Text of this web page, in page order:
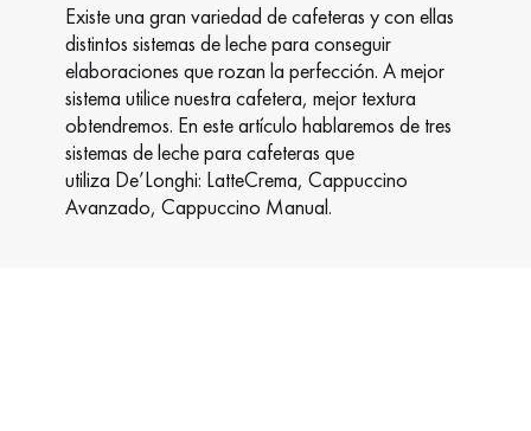
Existe una gran variedad de cafeteras y con ellas
distintos sistemas de leche para conseguir
elaboraciones que rozan la perfección. A mejor
sistema utilice nuestra cafetera, mejor textura
obtendremos. En este artículo hablaremos de tres
sistemas de leche para cafeteras que
utiliza De’Longhi: LatteCrema, Cappuccino
Avanzado, Cappuccino Manual.